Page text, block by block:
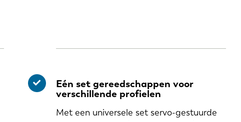
Eén set gereedschappen voor
verschillende profielen
Met een universele set servo-gestuurde